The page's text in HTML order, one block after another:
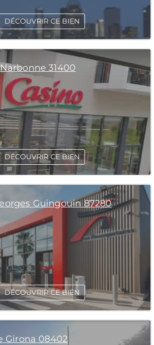
DÉCOUVRIR CE BIEN
31400
DÉCOUVRIR CE BIEN
Guingouin 87280
DÉCOUVRIR CE BIEN
Girona 08402